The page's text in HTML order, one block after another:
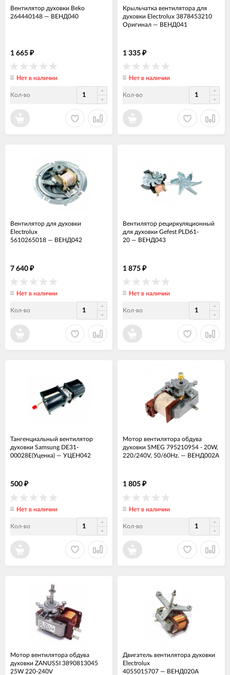
Вентилятор духовки Beko
264440148 — ВЕНД040
1 665 ₽
Нет в наличии
Кол-во
Крыльчатка вентилятора для
духовки Electrolux 3878453210
Оригинал — ВЕНД041
1 335 ₽
Нет в наличии
Кол-во
Вентилятор для духовки
Electrolux
5610265018 — ВЕНД042
7 640 ₽
Нет в наличии
Кол-во
Вентилятор рециркуляционный
для духовки Gefest PLD61-
20 — ВЕНД043
1 875 ₽
Нет в наличии
Кол-во
Тангенциальный вентилятор
духовки Samsung DE31-
00028E(Уценка) — УЦЕН042
500 ₽
Нет в наличии
Кол-во
Мотор вентилятора обдува
духовки SMEG 795210954 - 20W,
220/240V, 50/60Hz. — ВЕНД002А
1 805 ₽
Нет в наличии
Кол-во
Мотор вентилятора обдува
духовки ZANUSSI 3890813045
25W 220-240V
Двигатель вентилятора духовки
Electrolux
4055015707 — ВЕНД020А